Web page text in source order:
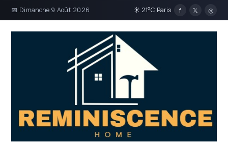
📅 Dimanche 9 Août 2026 ☀ 21°C Paris f 𝕏 ◎